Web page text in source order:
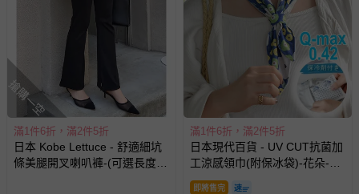
等）。
非以有形媒介提供之數位內容或一經提供即為完成之線
上服務，經消費者事先同意始提供（例如線上課程、遊
戲或活動點數等）。
已拆封之以下類型商品：
-個人衛生用品（例如尿布、貼身衣物、泳裝、襪子、地
墊、寢具類等）。
-新生兒親膚衣物（嬰幼兒包巾與背巾、包屁衣、學習
褲、紗布衣等）。
-接觸性孕哺產品（奶嘴、奶瓶、擠乳器、哺乳衣、托腹
搶購一空
滿1件6折，滿2件5折
日本 Kobe Lettuce - 舒適細坑
條美腿開叉喇叭褲-(可選長度)-
滿1件6折，滿2件5折
日本現代百貨 - UV CUT抗菌加
工涼感領巾(附保冰袋)-花朵-海
軍藍
即將售完